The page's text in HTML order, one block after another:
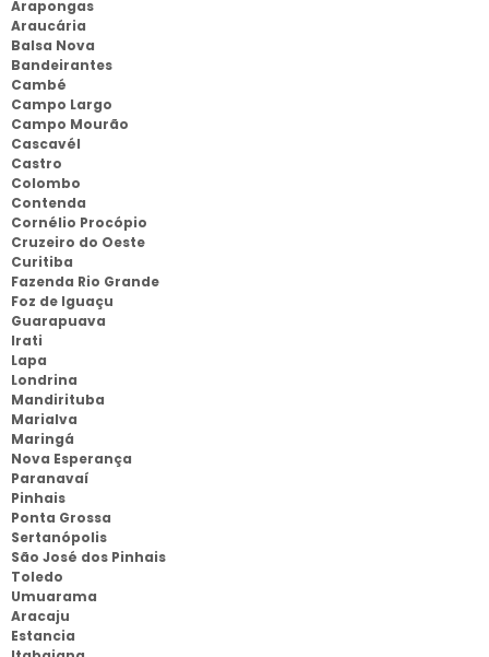
Arapongas
Araucária
Balsa Nova
Bandeirantes
Cambé
Campo Largo
Campo Mourão
Cascavél
Castro
Colombo
Contenda
Cornélio Procópio
Cruzeiro do Oeste
Curitiba
Fazenda Rio Grande
Foz de Iguaçu
Guarapuava
Irati
Lapa
Londrina
Mandirituba
Marialva
Maringá
Nova Esperança
Paranavaí
Pinhais
Ponta Grossa
Sertanópolis
São José dos Pinhais
Toledo
Umuarama
Aracaju
Estancia